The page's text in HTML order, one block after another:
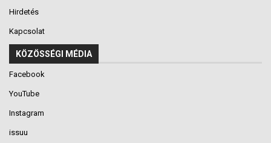
Hirdetés
Kapcsolat
KÖZÖSSÉGI MÉDIA
Facebook
YouTube
Instagram
issuu